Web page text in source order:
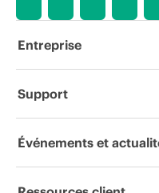
l’arrêt d’un
période de
dans les
Entreprise
À propos de HPE
Support
Services d’assistance
Événements et
Événements